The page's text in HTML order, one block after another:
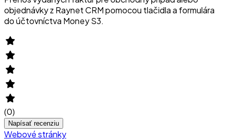
objednávky z Raynet CRM pomocou tlačidla a formulára
do účtovníctva Money S3.
(0)
Napísať recenziu
Webové stránky